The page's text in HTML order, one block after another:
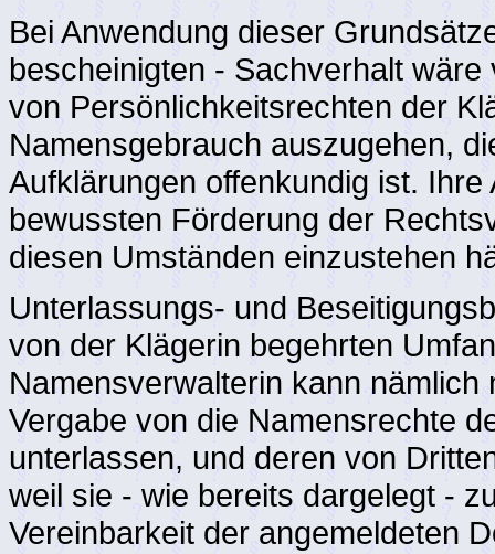
Bei Anwendung dieser
bescheinigten - Sachverhalt
von Persönlichkeitsrechten der
Namensgebrauch auszugehen,
Aufklärungen offenkundig ist.
bewussten Förderung der
diesen Umständen einzustehen
Unterlassungs- und
von der Klägerin begehrten
Namensverwalterin kann
Vergabe von die Namensrechte
unterlassen, und deren von
weil sie - wie bereits dargelegt -
Vereinbarkeit der angemeldeten